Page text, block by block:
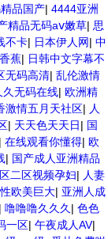
品国产| 4444亚洲
精品无码aⅴ嫩草| 思
不卡| 日本伊人网| 中
蕉| 日韩中文字幕不
无码高清| 乱伦激情
久无码在线| 欧洲精
激情五月天社区| 人
| 天天色天天日| 国
| 在线观看你懂得| 欧
| 国产成人亚洲精品
二区视频孕妇| 人妻
欧美巨大| 亚洲人成
| 噜噜噜久久久 | 色色
一区| 午夜成人AV|